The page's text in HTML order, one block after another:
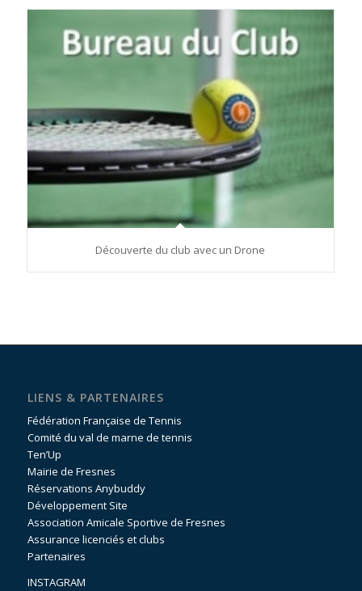
Découverte du club avec un Drone
LIENS & PARTENAIRES
Fédération Française de Tennis
Comité du val de marne de tennis
Ten’Up
Mairie de Fresnes
Réservations Anybuddy
Développement Site
Association Amicale Sportive de Fresnes
Assurance licenciés et clubs
Partenaires
INSTAGRAM